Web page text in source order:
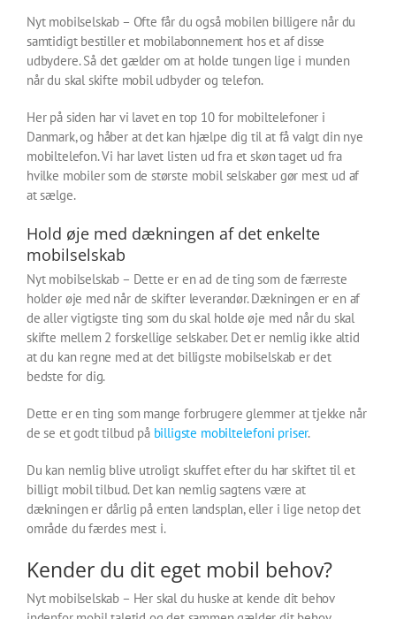
Nyt mobilselskab – Ofte får du også mobilen billigere når du
samtidigt bestiller et mobilabonnement hos et af disse
udbydere. Så det gælder om at holde tungen lige i munden
når du skal skifte mobil udbyder og telefon.
Her på siden har vi lavet en top 10 for mobiltelefoner i
Danmark, og håber at det kan hjælpe dig til at få valgt din nye
mobiltelefon. Vi har lavet listen ud fra et skøn taget ud fra
hvilke mobiler som de største mobil selskaber gør mest ud af
at sælge.
Hold øje med dækningen af det enkelte
mobilselskab
Nyt mobilselskab – Dette er en ad de ting som de færreste
holder øje med når de skifter leverandør. Dækningen er en af
de aller vigtigste ting som du skal holde øje med når du skal
skifte mellem 2 forskellige selskaber. Det er nemlig ikke altid
at du kan regne med at det billigste mobilselskab er det
bedste for dig.
Dette er en ting som mange forbrugere glemmer at tjekke når
de se et godt tilbud på billigste mobiltelefoni priser.
Du kan nemlig blive utroligt skuffet efter du har skiftet til et
billigt mobil tilbud. Det kan nemlig sagtens være at
dækningen er dårlig på enten landsplan, eller i lige netop det
område du færdes mest i.
Kender du dit eget mobil behov?
Nyt mobilselskab – Her skal du huske at kende dit behov